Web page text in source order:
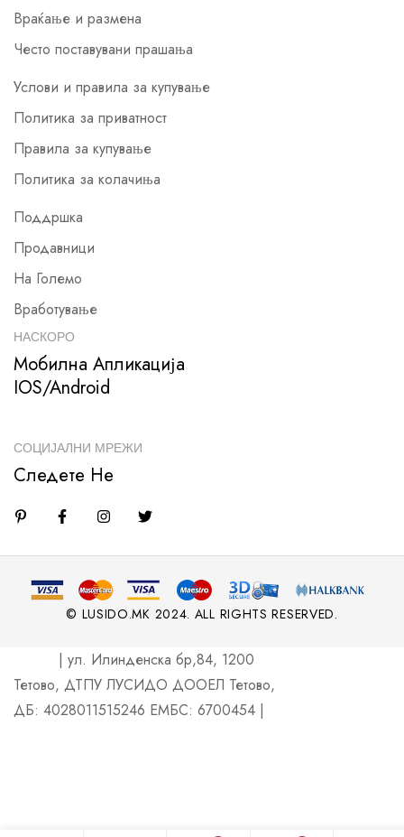
Враќање и размена
Често поставувани прашања
Услови и правила за купување
Политика за приватност
Правила за купување
Политика за колачиња
Поддршка
Продавници
На Големо
Вработување
НАСКОРО
Мобилна Апликација
IOS/Android
СОЦИЈАЛНИ МРЕЖИ
Следете Не
© LUSIDO.MK 2024. ALL RIGHTS RESERVED.
| ул. Илинденска бр,84, 1200
Тетово, ДТПУ ЛУСИДО ДООЕЛ Тетово,
ДБ: 4028011515246 ЕМБС: 6700454 |